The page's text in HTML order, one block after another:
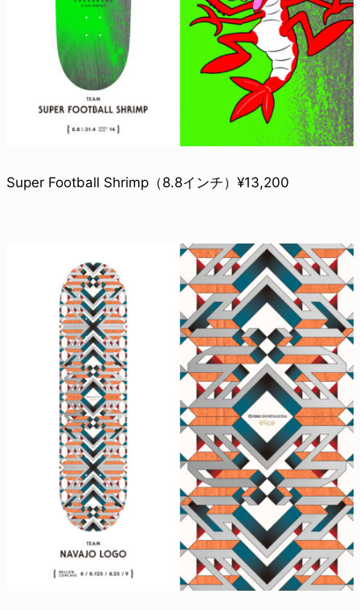
Super Football Shrimp（8.8インチ）¥13,200